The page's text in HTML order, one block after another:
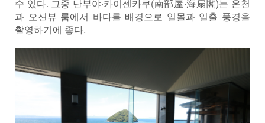
수 있다. 그중 난부야·카이센카쿠(南部屋·海扇閣)는 온천
과 오션뷰 룸에서 바다를 배경으로 일몰과 일출 풍경을
촬영하기에 좋다.